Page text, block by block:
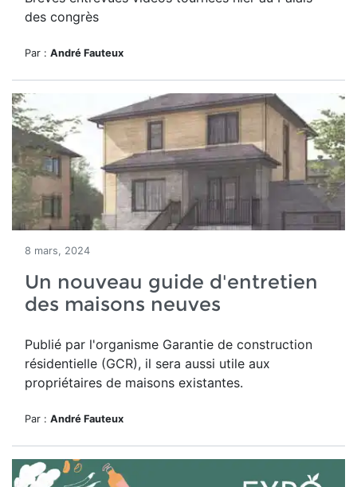
des congrès
Par : André Fauteux
8 mars, 2024
Un nouveau guide d'entretien
des maisons neuves
Publié par l'organisme Garantie de construction
résidentielle (GCR), il sera aussi utile aux
propriétaires de maisons existantes.
Par : André Fauteux